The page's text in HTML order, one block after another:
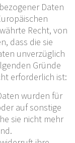
Daten
Recht, von
dass die sie
unverzüglich
Gründe
erforderlich ist:
wurden für
auf sonstige
sie nicht mehr